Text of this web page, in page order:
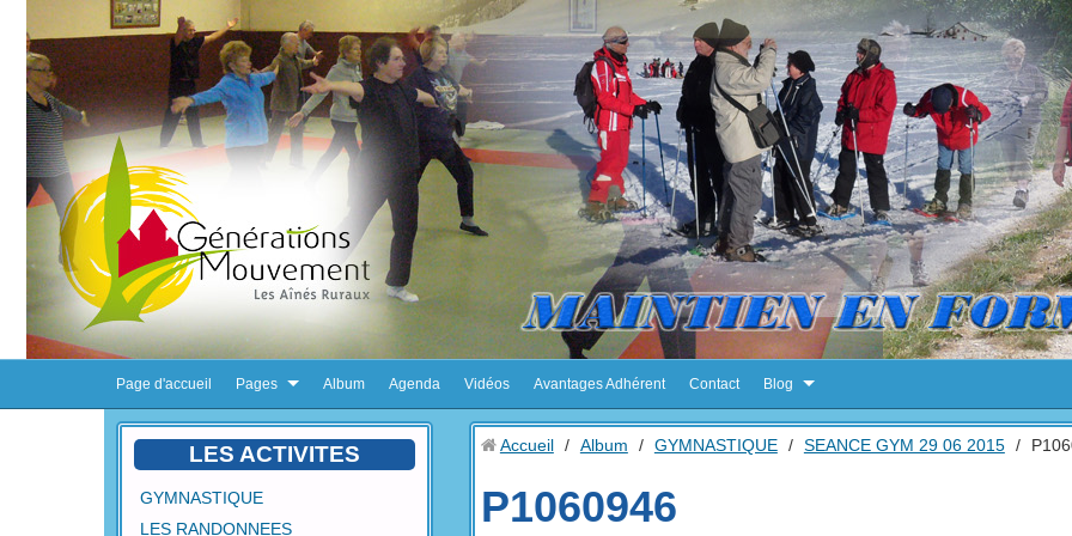
Page d'accueil Pages Album Agenda Vidéos Avantages Adhérent Contact Blog
LES ACTIVITES
GYMNASTIQUE
LES RANDONNEES
Accueil / Album / GYMNASTIQUE / SEANCE GYM 29 06 2015 /
P1060946